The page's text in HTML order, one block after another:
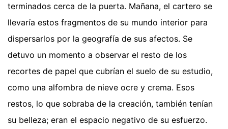
terminados cerca de la puerta. Mañana, el cartero se
llevaría estos fragmentos de su mundo interior para
dispersarlos por la geografía de sus afectos. Se
detuvo un momento a observar el resto de los
recortes de papel que cubrían el suelo de su estudio,
como una alfombra de nieve ocre y crema. Esos
restos, lo que sobraba de la creación, también tenían
su belleza; eran el espacio negativo de su esfuerzo.